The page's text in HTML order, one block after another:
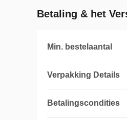
Betaling & het
Min. bestelaantal
Verpakking Details
Betalingscondities